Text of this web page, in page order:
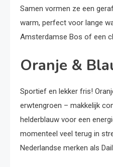
Samen vormen ze een
warm, perfect voor lange
Amsterdamse Bos of een
Oranje &
Sportief en lekker fris!
erwtengroen – makkelijk
helderblauw voor een
momenteel veel terug in
Nederlandse merken als